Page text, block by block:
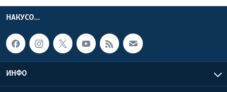
НАКУСО...
ИНФО